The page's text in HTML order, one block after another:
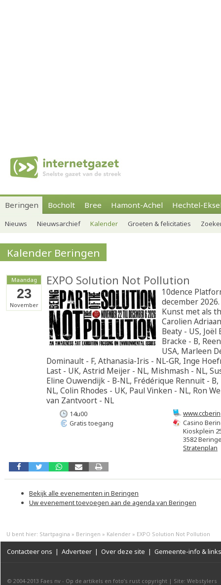
Beringen Bocholt Bree Hamont-Achel Hechtel-
Nieuws Nieuwsarchief Kalender Groeten & felicitaties
Kalender Beringen
Maandag
23
November
EXPO Solution Not Pollution
10dence
december
Kunst met als
Carolien
Beaty - US, Joël
Bracke - B,
USA, Marleen
Dominault - F, Athanasia-Iris - NL-GR, Inge
Last - UK, Astrid Meijer - NL, Mishmash - NL,
Eline Ouwendijk - B-NL, Frédérique Rennuit -
NL, Colin Rhodes - UK, Paul Vinken - NL, Ron
van Zantvoort - NL
Casino
Kioskplein
3582
Stratenplan
14u00
Gratis toegang
Bekijk alle evenementen in Beringen
Uw evenement toevoegen aan de agenda van Beringen
U bent hier: Startpagina » Beringen » Kalender » EXPO Solution Not Pollution
Contacteer ons | Adverteer | Over deze site | Gemeente-info & links
© 2004-2013 Faes nv - Op de artikels en foto’s rust copyright | Site: Webstylers